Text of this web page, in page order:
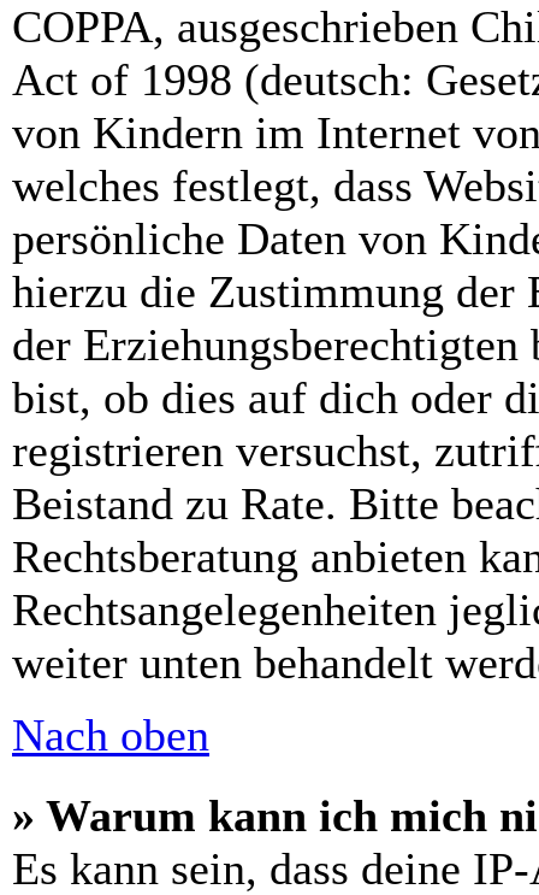
COPPA, ausgeschrieben
Act of 1998 (deutsch:
von Kindern im Internet
welches festlegt, dass
persönliche Daten von
hierzu die Zustimmung der
der
bist, ob dies auf dich oder
registrieren versuchst,
Beistand zu Rate. Bitte
Rechtsberatung anbieten
Rechtsangelegenheiten
weiter unten behandelt
Nach oben
» Warum kann ich mich
Es kann sein, dass deine